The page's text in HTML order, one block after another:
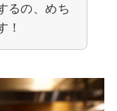
るの、めち
！